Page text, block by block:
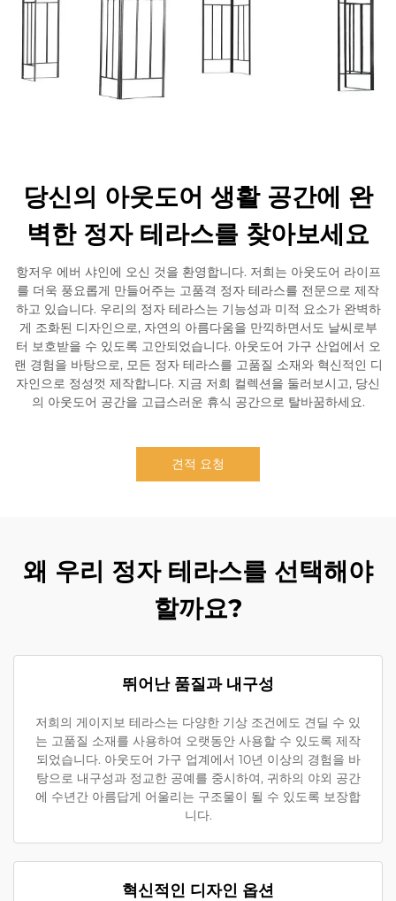
당신의 아웃도어 생활 공간에 완
벽한 정자 테라스를 찾아보세요
항저우 에버 샤인에 오신 것을 환영합니다. 저희는 아웃도어 라이프
를 더욱 풍요롭게 만들어주는 고품격 정자 테라스를 전문으로 제작
하고 있습니다. 우리의 정자 테라스는 기능성과 미적 요소가 완벽하
게 조화된 디자인으로, 자연의 아름다움을 만끽하면서도 날씨로부
터 보호받을 수 있도록 고안되었습니다. 아웃도어 가구 산업에서 오
랜 경험을 바탕으로, 모든 정자 테라스를 고품질 소재와 혁신적인 디
자인으로 정성껏 제작합니다. 지금 저희 컬렉션을 둘러보시고, 당신
의 아웃도어 공간을 고급스러운 휴식 공간으로 탈바꿈하세요.
견적 요청
왜 우리 정자 테라스를 선택해야
할까요?
뛰어난 품질과 내구성
저희의 게이지보 테라스는 다양한 기상 조건에도 견딜 수 있
는 고품질 소재를 사용하여 오랫동안 사용할 수 있도록 제작
되었습니다. 아웃도어 가구 업계에서 10년 이상의 경험을 바
탕으로 내구성과 정교한 공예를 중시하여, 귀하의 야외 공간
에 수년간 아름답게 어울리는 구조물이 될 수 있도록 보장합
니다.
혁신적인 디자인 옵션